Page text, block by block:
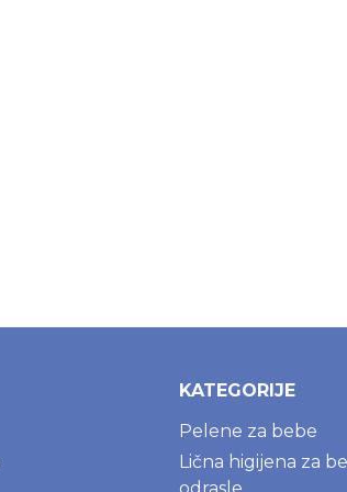
KATEGORIJE
Pelene za bebe
Lična higijena za